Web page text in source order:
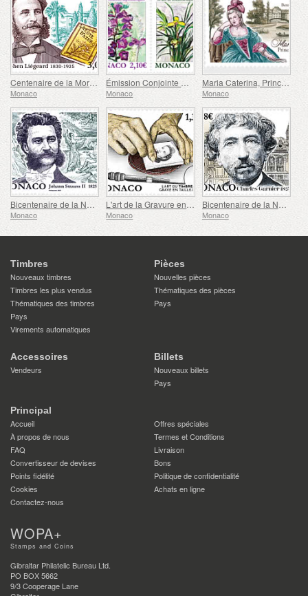
Centenaire de la Mort de Stéphane Liégeard
Monaco
Émission Conjointe Monaco/Chine – 30 Ans de Relations Diplomatiques
Monaco
Maria Caterina, Princesse de Monaco et Condé
Monaco
Bicentenaire de la Naissance de Johann Strauss II
Monaco
L'art de la Gravure en Taille-douce des Timbres-poste
Monaco
Bicentenaire de la Naissance de Charles Garnier
Monaco
Timbres
Nouveaux timbres
Timbres les plus vendus
Thématiques des timbres
Pays
Virements automatiques
Pièces
Nouvelles pièces
Thématiques des pièces
Pays
Accessoires
Vendeurs
Billets
Nouveaux billets
Pays
Principal
Accueil
Offres spéciales
À propos de nous
Termes et Conditions
FAQ
Livraison
Convertisseur de devises
Bons
Points fidélité
Politique de confidentialité
Cookies
Achats en ligne
Contactez-nous
WOPA+
Stamps and Coins
Gibraltar Philatelic Bureau Ltd.
PO BOX 5662
9/3 Cooperage Lane